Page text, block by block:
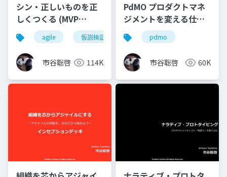
シン・正しいものを正
しくつくる (MVP
Edition)agile 仮説検証
市谷聡啓 114K
PdMO プロダクトマネ
ジメントを変える仕組
み (MVP版)
pdmo
市谷聡啓 60K